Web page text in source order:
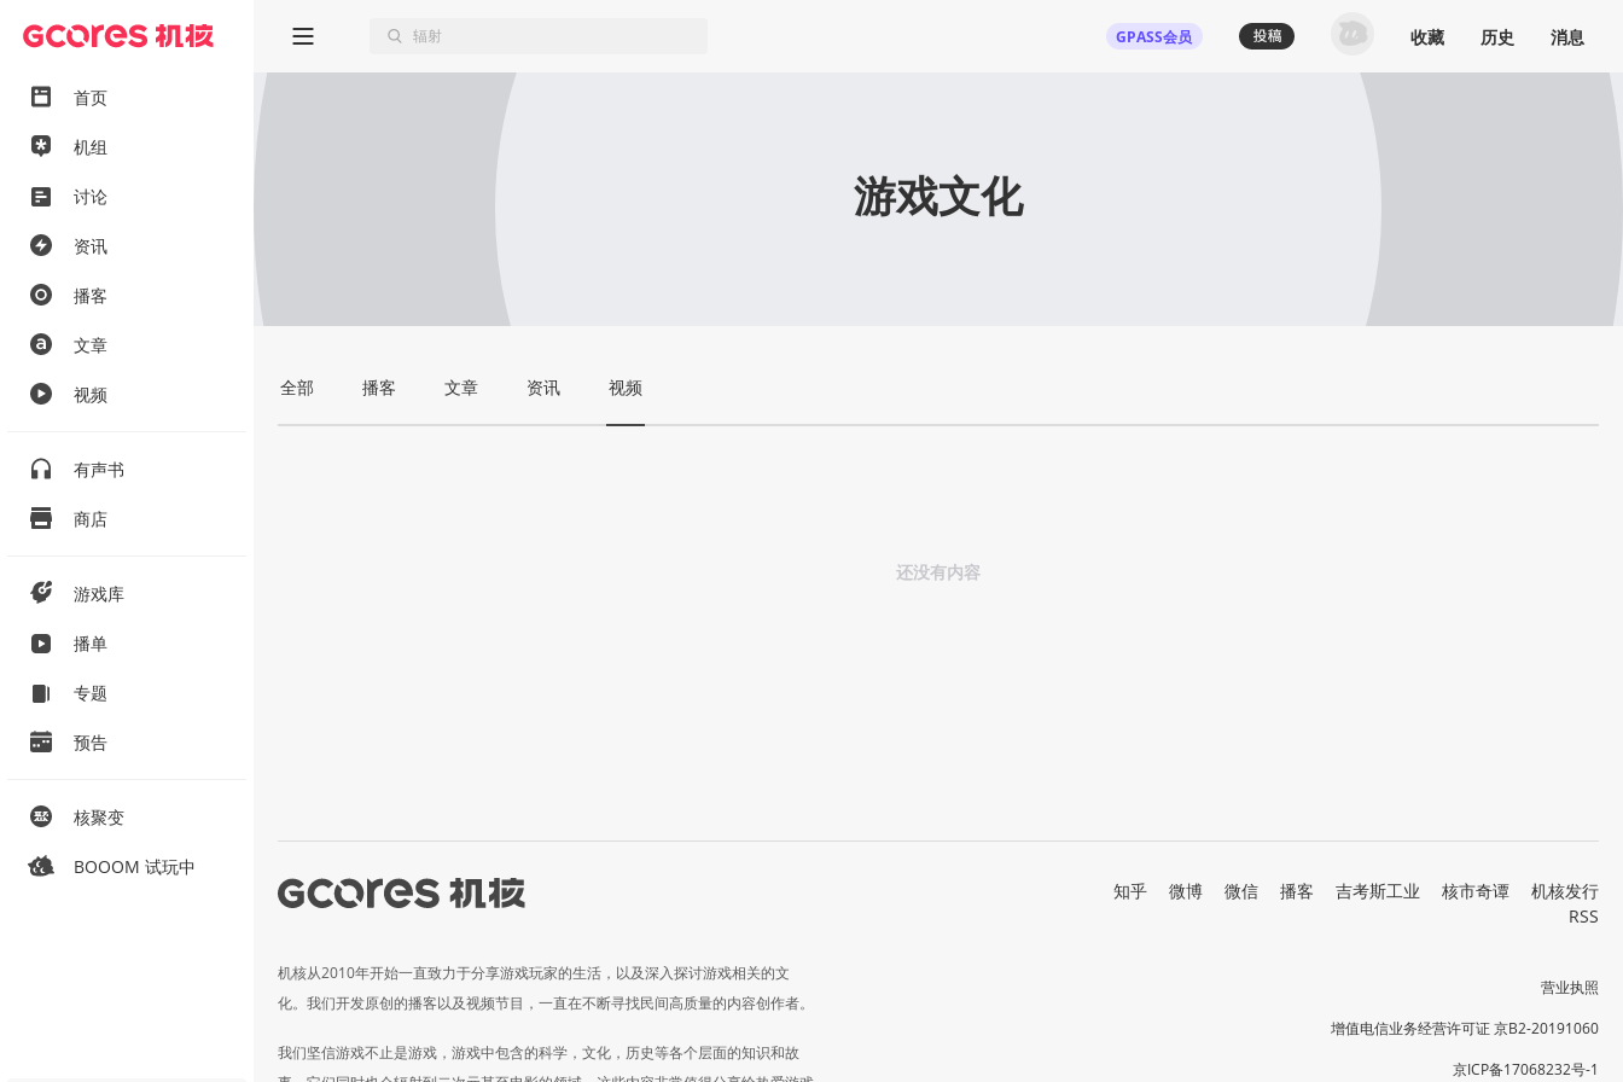
首页
机组
讨论
资讯
播客
文章
视频
有声书
商店
游戏库
播单
专题
预告
核聚变
BOOOM 试玩中
GPASS会员 收藏 历史 消息
游戏文化
全部 播客 文章 资讯 视频
还没有内容
机核从2010年开始一直致力于分享游戏玩家的生活，以及深入探讨游戏相关的文
化。我们开发原创的播客以及视频节目，一直在不断寻找民间高质量的内容创作者。
我们坚信游戏不止是游戏，游戏中包含的科学，文化，历史等各个层面的知识和故
知乎 微博 微信 播客 吉考斯工业 核市奇谭
机核发行
RSS
营业执照
增值电信业务经营许可证 京B2-20191060
京ICP备17068232号-1